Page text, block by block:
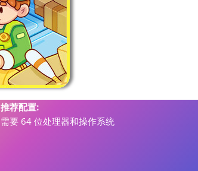
推荐配置:
需要 64 位处理器和操作系统